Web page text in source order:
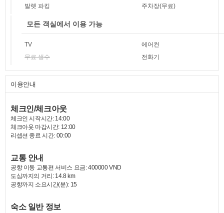
발렛 파킹
주차장(무료)
모든 객실에서 이용 가능
TV
에어컨
무료 생수
전화기
이용안내
체크인/체크아웃
체크인 시작시간: 14:00
체크아웃 마감시간: 12:00
리셉션 종료 시간: 00:00
교통 안내
공항 이동 교통편 서비스 요금: 400000 VND
도심까지의 거리: 14.8 km
공항까지 소요시간(분): 15
숙소 일반 정보